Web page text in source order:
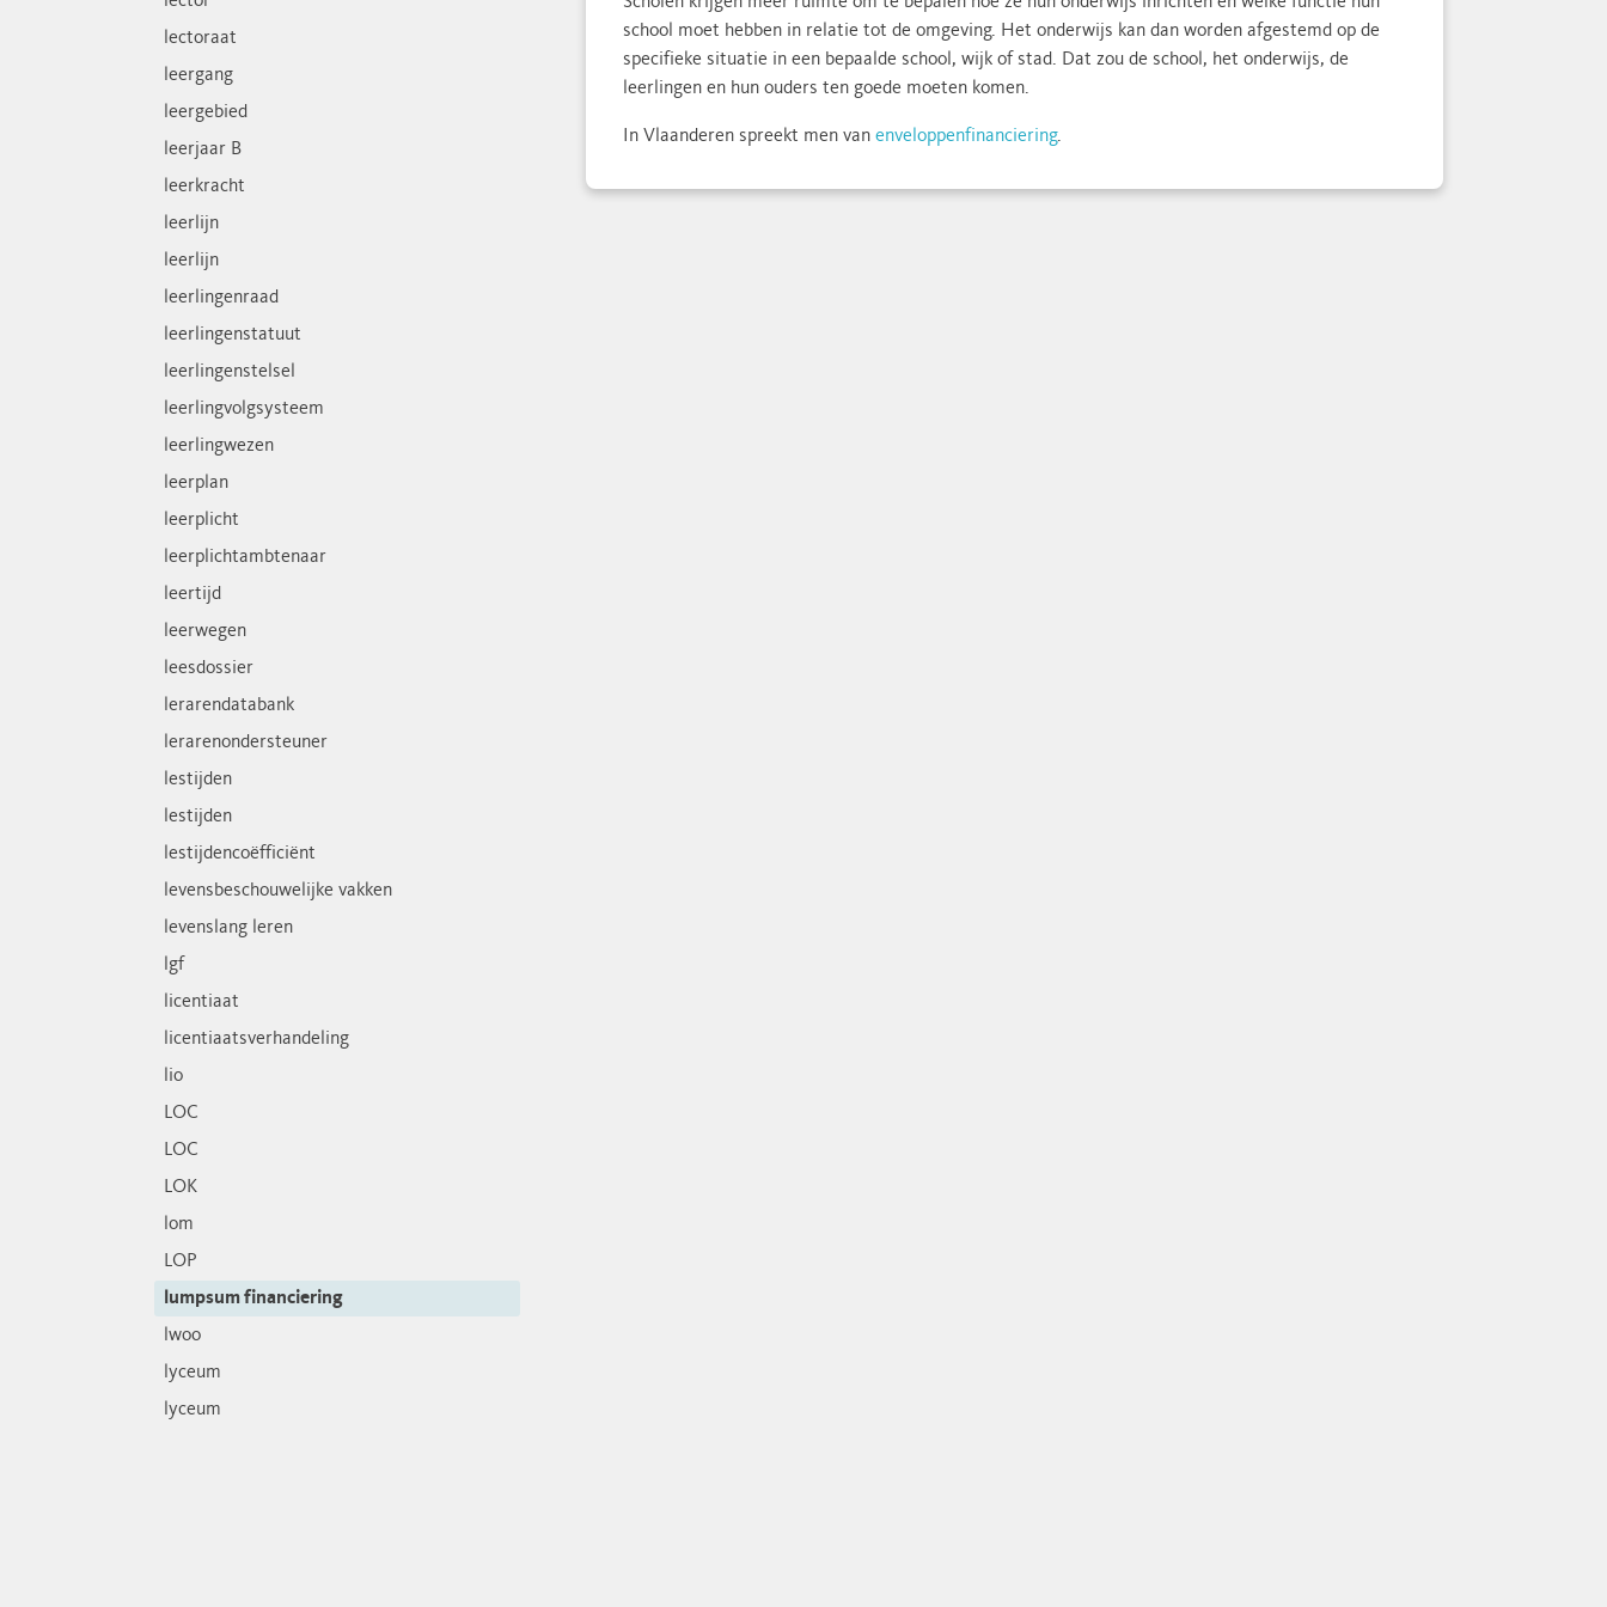
school moet hebben in relatie tot de omgeving. Het onderwijs kan dan worden afgestemd op de
specifieke situatie in een bepaalde school, wijk of stad. Dat zou de school, het onderwijs, de
leerlingen en hun ouders ten goede moeten komen.
In Vlaanderen spreekt men van enveloppenfinanciering.
lectoraat
leergang
leergebied
leerjaar B
leerkracht
leerlijn
leerlijn
leerlingenraad
leerlingenstatuut
leerlingenstelsel
leerlingvolgsysteem
leerlingwezen
leerplan
leerplicht
leerplichtambtenaar
leertijd
leerwegen
leesdossier
lerarendatabank
lerarenondersteuner
lestijden
lestijden
lestijdencoëfficiënt
levensbeschouwelijke vakken
levenslang leren
lgf
licentiaat
licentiaatsverhandeling
lio
LOC
LOC
LOK
lom
LOP
lumpsum financiering
lwoo
lyceum
lyceum